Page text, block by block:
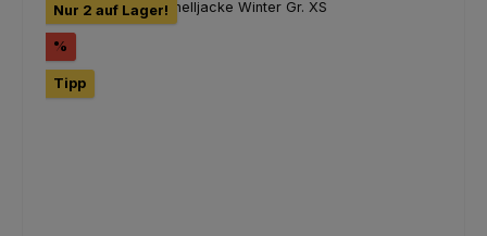
Nur 2 auf Lager!
%
Tipp